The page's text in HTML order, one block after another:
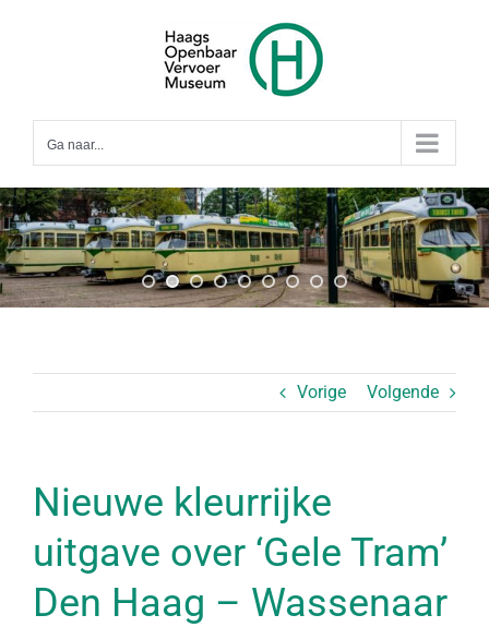
Ga naar...
Vorige Volgende
Nieuwe kleurrijke
uitgave over ‘Gele Tram’
Den Haag – Wassenaar